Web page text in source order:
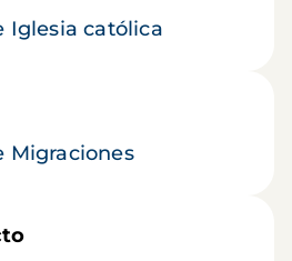
Iglesia católica
Migraciones